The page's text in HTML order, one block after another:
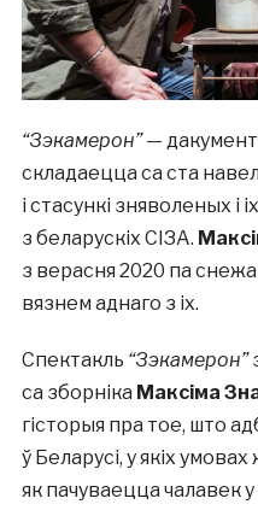
“Зэкамерон”—
складаецца са ста
і стасункі зняволеных і
з беларускіх СІЗА.
з верасня 2020 па
вязнем аднаго з іх.
Спектакль “Зэкамерон”
са зборніка Максіма
гісторыя пра тое, што
ў Беларусі, у якіх
як пачуваецца чалавек у